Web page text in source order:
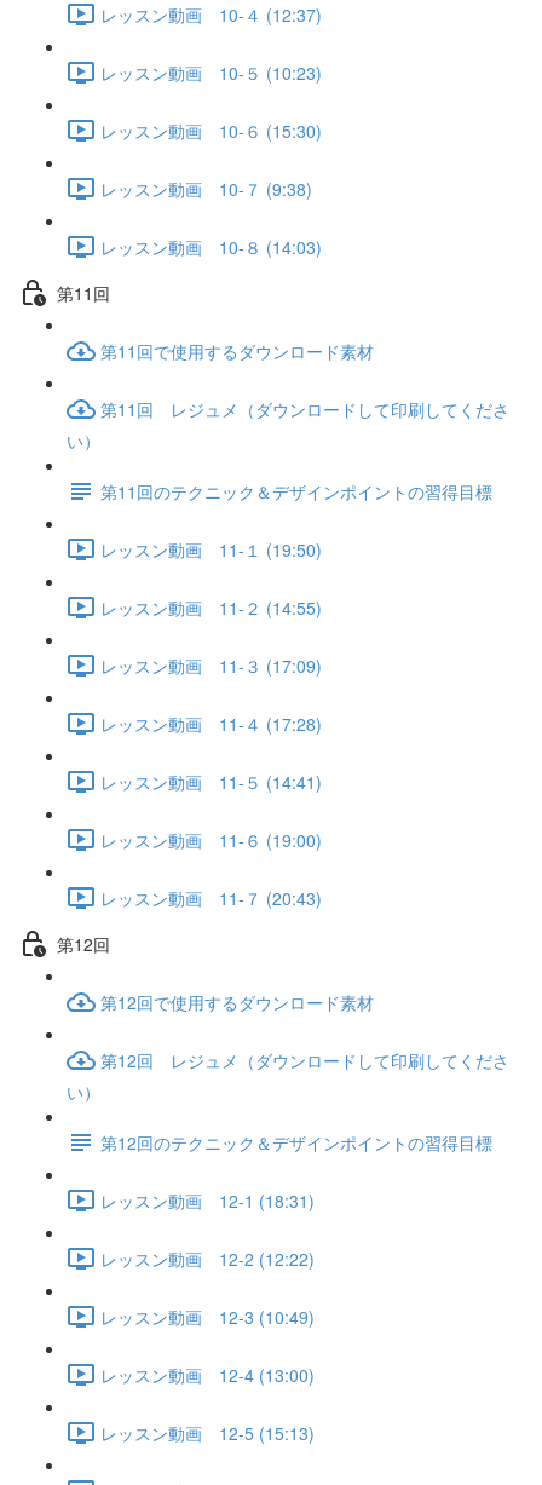
レッスン動画 10-４ (12:37)
レッスン動画 10-５ (10:23)
レッスン動画 10-６ (15:30)
レッスン動画 10-７ (9:38)
レッスン動画 10-８ (14:03)
第11回
第11回で使用するダウンロード素材
第11回 レジュメ（ダウンロードして印刷してくださ
い）
第11回のテクニック＆デザインポイントの習得目標
レッスン動画 11-１ (19:50)
レッスン動画 11-２ (14:55)
レッスン動画 11-３ (17:09)
レッスン動画 11-４ (17:28)
レッスン動画 11-５ (14:41)
レッスン動画 11-６ (19:00)
レッスン動画 11-７ (20:43)
第12回
第12回で使用するダウンロード素材
第12回 レジュメ（ダウンロードして印刷してくださ
い）
第12回のテクニック＆デザインポイントの習得目標
レッスン動画 12-1 (18:31)
レッスン動画 12-2 (12:22)
レッスン動画 12-3 (10:49)
レッスン動画 12-4 (13:00)
レッスン動画 12-5 (15:13)